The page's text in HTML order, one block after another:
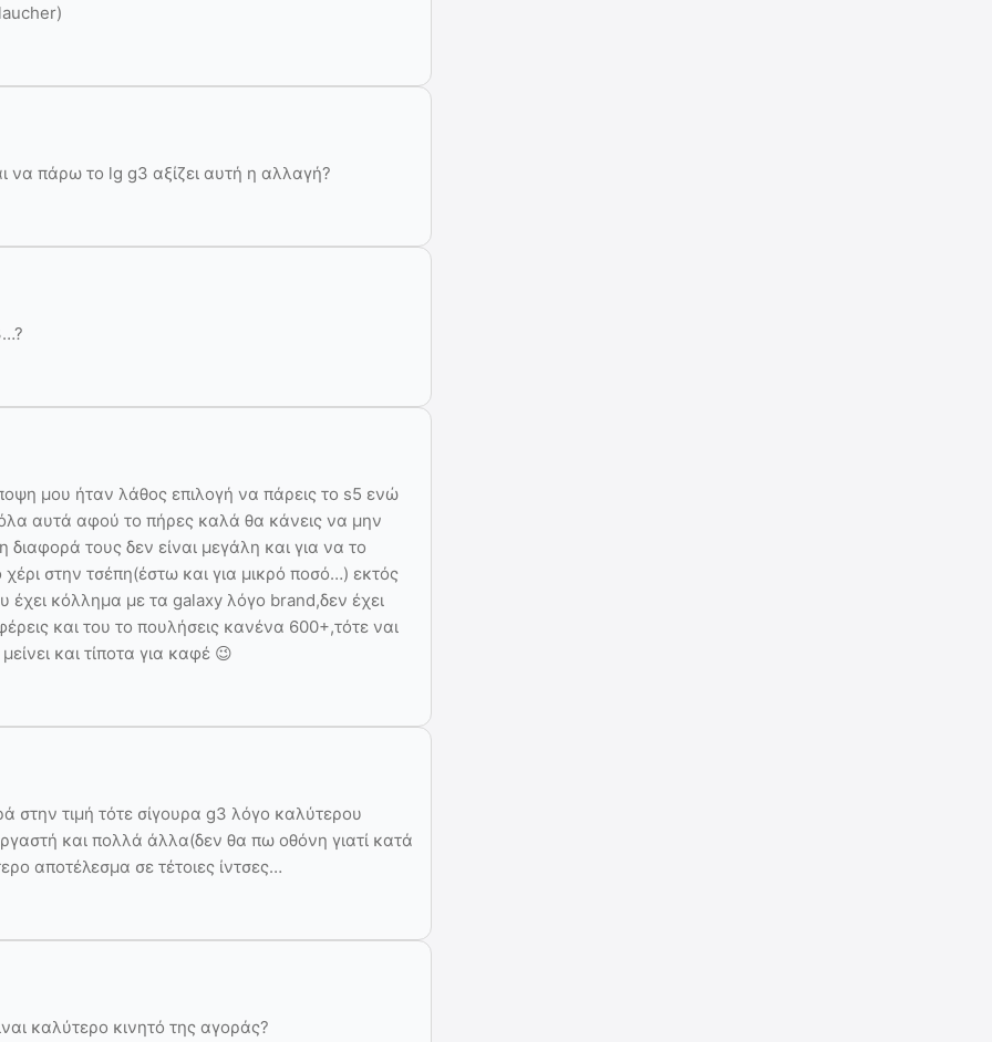
πάρω το lg g3 αξίζει αυτή η αλλαγή?
μου ήταν λάθος επιλογή να πάρεις το s5 ενώ
αυτά αφού το πήρες καλά θα κάνεις να μην
διαφορά τους δεν είναι μεγάλη και για να το
χέρι στην τσέπη(έστω και για μικρό ποσό…) εκτός
έχει κόλλημα με τα galaxy λόγο brand,δεν έχει
και του το πουλήσεις κανένα 600+,τότε ναι
και τίποτα για καφέ 😉
στην τιμή τότε σίγουρα g3 λόγο καλύτερου
και πολλά άλλα(δεν θα πω οθόνη γιατί κατά
αποτέλεσμα σε τέτοιες ίντσες…
καλύτερο κινητό της αγοράς?